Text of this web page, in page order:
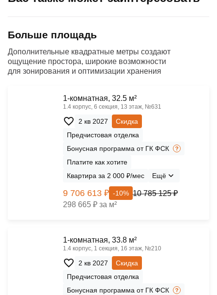
Больше площадь
Дополнительные квадратные метры создают
ощущение простора, широкие возможности
для зонирования и оптимизации хранения
1-комнатная, 32.5 м²
1.4 корпус, 6 секция, 13 этаж, №631
2 кв 2027
Скидка
Предчистовая отделка
Бонусная программа от ГК ФСК
Платите как хотите
Квартира за 2 000 ₽/мес
Ещё
9 706 613 ₽ -10% 10 785 125 ₽
298 665 ₽ за м²
1-комнатная, 33.8 м²
1.4 корпус, 1 секция, 16 этаж, №210
2 кв 2027
Скидка
Предчистовая отделка
Бонусная программа от ГК ФСК